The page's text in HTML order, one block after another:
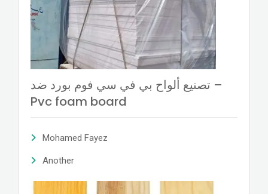
تصنيع ألواح بي في سي فوم بورد ضد –
Pvc foam board
Mohamed Fayez
Another